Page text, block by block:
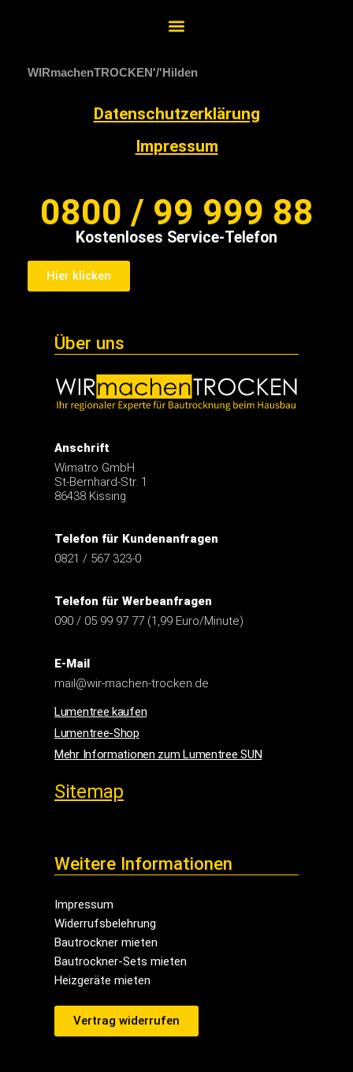
WIRmachenTROCKEN Hilden
Datenschutzerklärung
Impressum
0800 / 99 999 88
Kostenloses Service-Telefon
Hier klicken
Über uns
Anschrift
Wimatro GmbH
St-Bernhard-Str. 1
86438 Kissing
Telefon für Kundenanfragen
0821 / 567 323-0
Telefon für Werbeanfragen
090 / 05 99 97 77 (1,99 Euro/Minute)
E-Mail
mail@wir-machen-trocken.de
Lumentree kaufen
Lumentree-Shop
Mehr Informationen zum Lumentree SUN
Sitemap
Weitere Informationen
Impressum
Widerrufsbelehrung
Bautrockner mieten
Bautrockner-Sets mieten
Heizgeräte mieten
Vertrag widerrufen